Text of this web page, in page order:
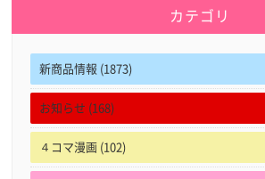
カテゴリ
新商品情報 (1873)
お知らせ (168)
４コマ漫画 (102)